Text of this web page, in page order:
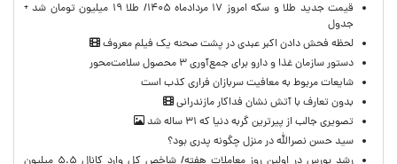
قیمت جدید طلا و سکه امروز ۱۷ مردادماه ۱۴۰۵/ طلا ۱۹ میلیون تومان شد +
جدول
لحظه‌ فحش دادن اکبر عبدی در پشت صحنه یک فیلم معروف
دستور سازمان غذا و دارو برای جمع‌آوری ۳ محصول سلامت‌محور
شایعات مربوط به معافیت سربازان فراری کذب است
بدون تعارف با آتش نشان فداکار مازندرانی
تصویری جالب از پیرترین گربه دنیا که ۳۱ ساله شد
سید حسن نصرالله در منزل چگونه پدری بود؟